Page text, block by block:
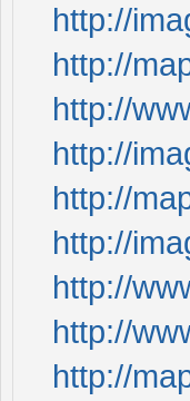
http://
http://
http://
http://
http://
http://
http://
http://
http://